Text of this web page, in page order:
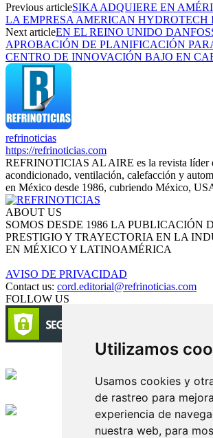
Utilizamos
Usamos cookies y
de rastreo para
experiencia de
nuestra web, para
Previous articleSIKA ADQUIERE EN
LA EMPRESA AMERICAN HYDROTECH
Next articleEN EL REINO UNIDO
APROBACIÓN DE PLANIFICACIÓN
CENTRO DE INNOVACIÓN BAJO EN
refrinoticias
https://refrinoticias.com
REFRINOTICIAS AL AIRE es la revista líder
acondicionado, ventilación, calefacción y
en México desde 1986, cubriendo México,
ABOUT US
SOMOS DESDE 1986 LA PUBLICACIÓN
PRESTIGIO Y TRAYECTORIA EN LA
EN MÉXICO Y LATINOAMÉRICA
AVISO DE PRIVACIDAD
Contact us: cord.editorial@refrinoticias.com
FOLLOW US
Edición digital con tecnología